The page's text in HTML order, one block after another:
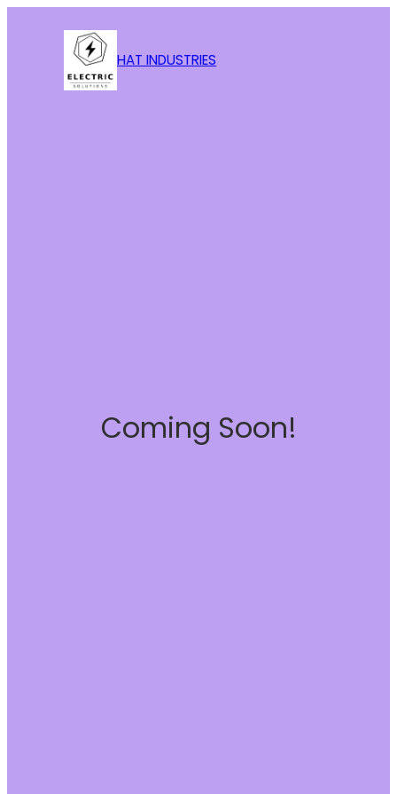
HAT INDUSTRIES
Coming Soon!